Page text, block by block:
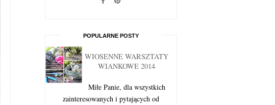
POPULARNE POSTY
WIOSENNE WARSZTATY
WIANKOWE 2014
Miłe Panie, dla wszystkich
zainteresowanych i pytających od